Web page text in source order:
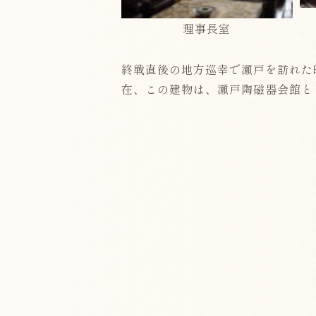
理事長室
終戦直後の地方巡幸で瀬戸を訪れ
在、この建物は、瀬戸陶磁器会館